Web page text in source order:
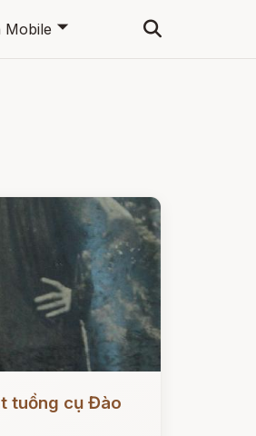
Mobile 🞃
tuồng cụ Đào